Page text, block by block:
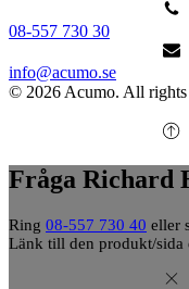
08-557 730 30
info@acumo.se
© 2026 Acumo. All rights
Fråga Richard
Ring 08-557 730 40 eller
Länk till den produkt/sida